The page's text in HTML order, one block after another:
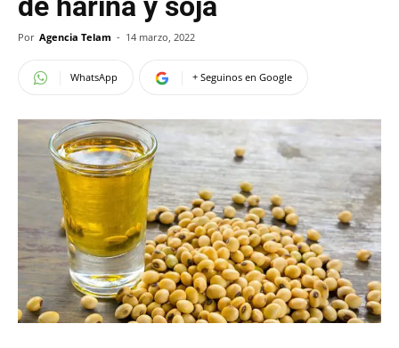
Por Agencia Telam - 14 marzo, 2022
WhatsApp + Seguinos en Google